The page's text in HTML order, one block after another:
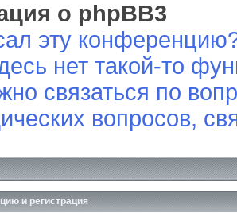
о phpBB3
эту
нет такой-то
связаться по
вопросов,
и регистрация